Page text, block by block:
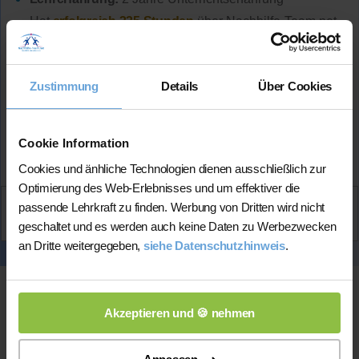
Zustimmung Details Über Cookies
Cookie Information
Cookies und änhliche Technologien dienen ausschließlich zur
Optimierung des Web-Erlebnisses und um effektiver die
passende Lehrkraft zu finden. Werbung von Dritten wird nicht
geschaltet und es werden auch keine Daten zu Werbezwecken
an Dritte weitergegeben, siehe Datenschutzhinweis.
Akzeptieren und 🍪 nehmen
Haterfolgreich 335 Stundenüber Nachhilfe-Team.net
unterrichtet und
von
bisherigen Schüler*innen erhalten
Mehr Infos
★★★★★
Aktiv
Noel kontaktieren